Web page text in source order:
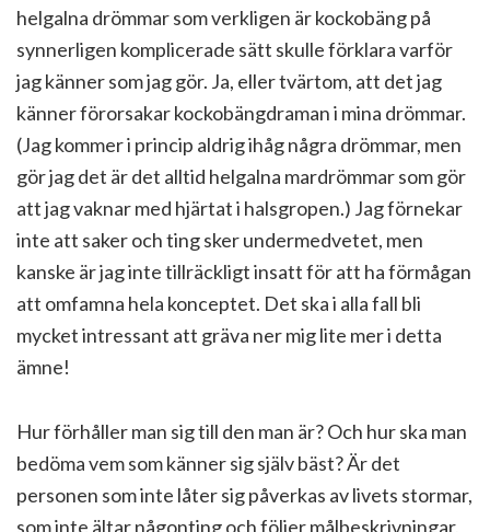
helgalna drömmar som verkligen är kockobäng på
synnerligen komplicerade sätt skulle förklara varför
jag känner som jag gör. Ja, eller tvärtom, att det jag
känner förorsakar kockobängdraman i mina drömmar.
(Jag kommer i princip aldrig ihåg några drömmar, men
gör jag det är det alltid helgalna mardrömmar som gör
att jag vaknar med hjärtat i halsgropen.) Jag förnekar
inte att saker och ting sker undermedvetet, men
kanske är jag inte tillräckligt insatt för att ha förmågan
att omfamna hela konceptet. Det ska i alla fall bli
mycket intressant att gräva ner mig lite mer i detta
ämne!
Hur förhåller man sig till den man är? Och hur ska man
bedöma vem som känner sig själv bäst? Är det
personen som inte låter sig påverkas av livets stormar,
som inte ältar någonting och följer målbeskrivningar,